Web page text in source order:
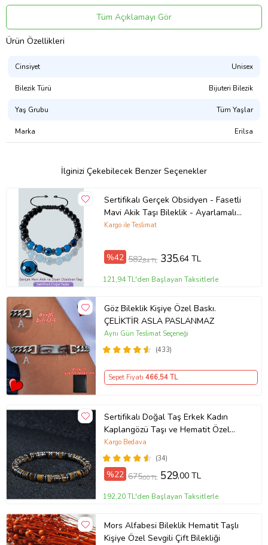
Üretildiği Taş
:
Doğal Opal Taşı
Ana Renk ve Ölçü
Ağırlık
Bileğime Uyar Mı?
Çocuk, Genç ve Yetişkin Bileğine Uyumlu Ayarlanabilir
Ürün Kodu:
kcm8477781
Tüm Açıklamayı Gör
Ürün Özellikleri
Cinsiyet Unisex
Bilezik Türü Bijuteri Bilezik
Yaş Grubu Tüm Yaşlar
Marka Erilsa
İlginizi Çekebilecek Benzer Seçenekler
Sertifikalı Gerçek Obsidyen - Fasetli
Mavi Akik Taşı Bileklik - Ayarlamalı
(Çok Renkli)
Kargo ile Teslimat
%42 582,84 TL 335,64 TL
121,94 TL'den Başlayan Taksitlerle
Göz Bileklik Kişiye Özel Baskı.
ÇELİKTİR ASLA PASLANMAZ
(433)
Aynı Gün Teslimat Seçeneği
Sepet Fiyatı 466,54 TL
Sertifikalı Doğal Taş Erkek Kadın
Kaplangözü Taşı ve Hematit Özel
Tasarım Hediye 6mm Bileklik
(34)
Kargo Bedava
%22 675,00 TL 529,00 TL
192,20 TL'den Başlayan Taksitlerle
Mors Alfabesi Bileklik Hematit Taşlı
Kişiye Özel Sevgili Çift Bilekliği